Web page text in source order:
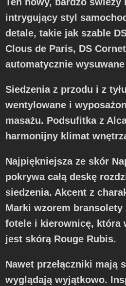
intrygujący styl
detale, takie jak szable
Clous de Paris, DS
automatycznie
Siedzenia z przodu i z
wentylowane i
masażu. Podsufitka z
harmonijny klimat
Najpiękniejsza ze skór
pokrywa całą deskę
siedzenia. Akcent z
Marki wzorem bransolety
fotele i kierownicę, która
jest skórą Rouge Rubis.
Nawet przełączniki mają
wyglądają wyjątkowo.